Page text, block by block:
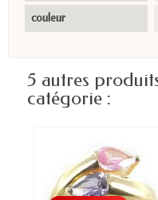
couleur
5 autres
catégorie :